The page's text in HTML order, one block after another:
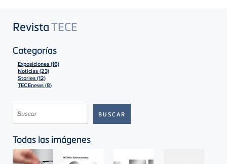
RevistaTECE
Categorías
Exposiciones (16)
Noticias (23)
Stories (12)
TECEnews (8)
Todas las imágenes